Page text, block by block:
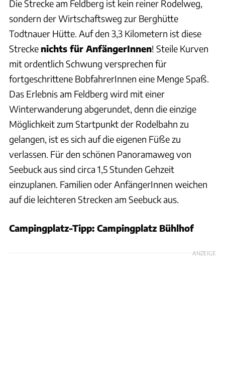
Die Strecke am Feldberg ist kein reiner Rodelweg,
sondern der Wirtschaftsweg zur Berghütte
Todtnauer Hütte. Auf den 3,3 Kilometern ist diese
Strecke nichts für AnfängerInnen! Steile Kurven
mit ordentlich Schwung versprechen für
fortgeschrittene BobfahrerInnen eine Menge Spaß.
Das Erlebnis am Feldberg wird mit einer
Winterwanderung abgerundet, denn die einzige
Möglichkeit zum Startpunkt der Rodelbahn zu
gelangen, ist es sich auf die eigenen Füße zu
verlassen. Für den schönen Panoramaweg von
Seebuck aus sind circa 1,5 Stunden Gehzeit
einzuplanen. Familien oder AnfängerInnen weichen
auf die leichteren Strecken am Seebuck aus.
Campingplatz-Tipp: Campingplatz Bühlhof
ANZEIGE